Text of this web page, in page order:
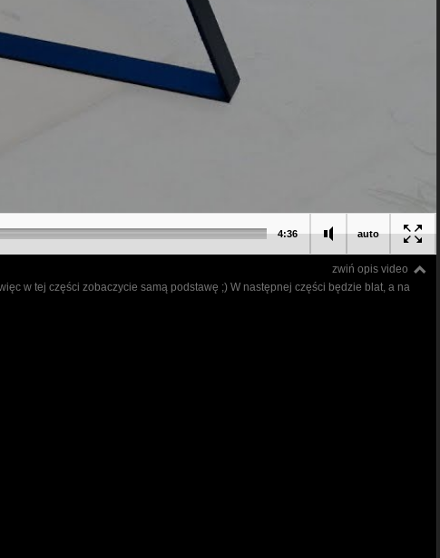
auto
4:36
zwiń opis video
w tej części zobaczycie samą podstawę ;) W następnej części będzie blat, a na